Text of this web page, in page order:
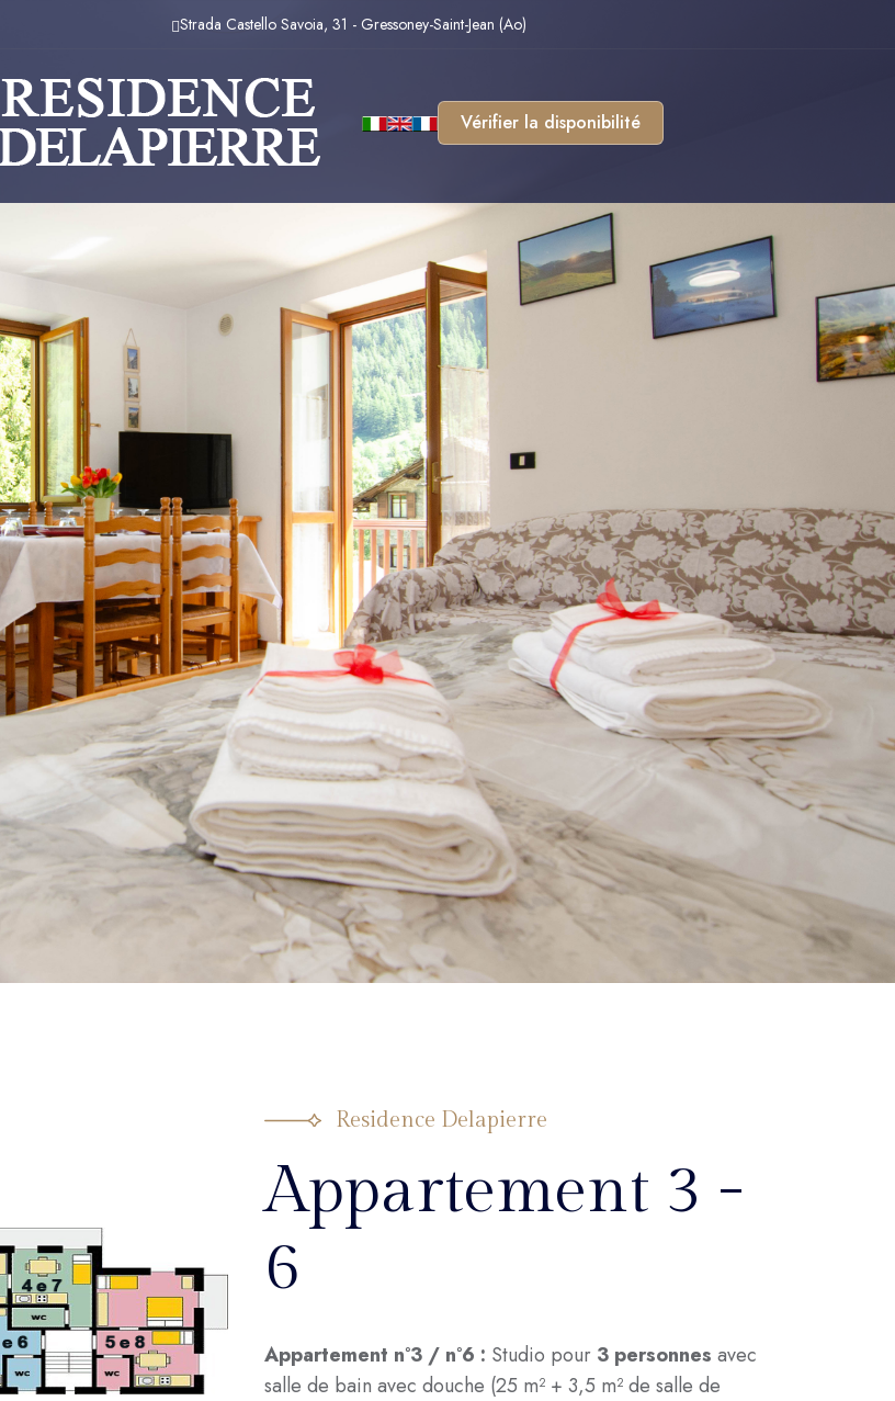
Strada Castello Savoia, 31 - Gressoney-Saint-Jean (Ao)
Vérifier la disponibilité
Residence Delapierre
Appartement 3 -
6
Appartement n°3 / n°6 : Studio pour 3 personnes avec
salle de bain avec douche (25 m² + 3,5 m² de salle de